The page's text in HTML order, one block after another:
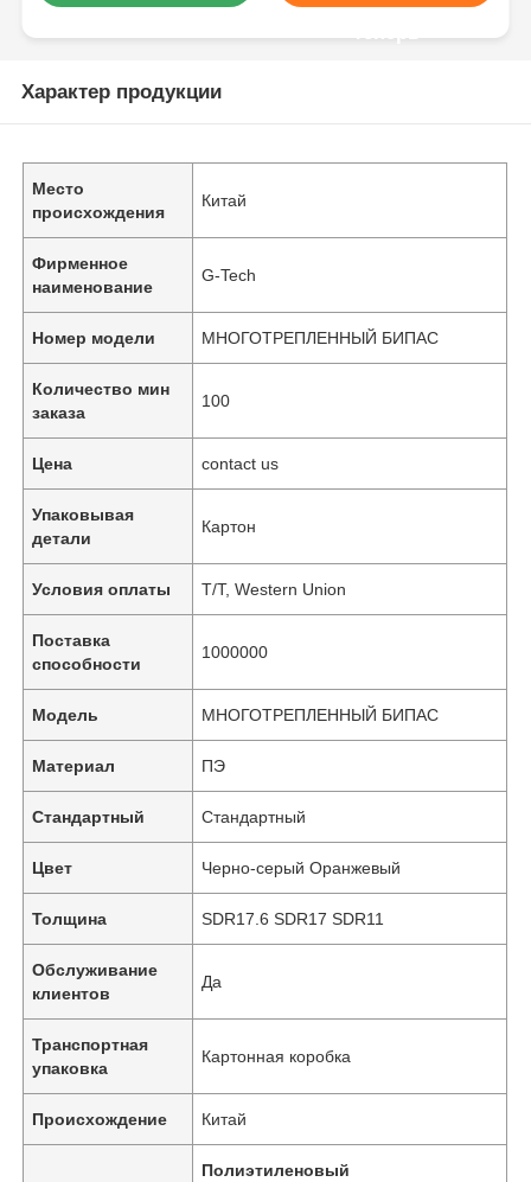
Характер продукции
Место
происхождения
Китай
Фирменное
наименование
G-Tech
Номер модели МНОГОТРЕПЛЕННЫЙ БИПАС
Количество мин
заказа
100
Цена contact us
Упаковывая
детали
Картон
Условия оплаты T/T, Western Union
Поставка
способности
1000000
Модель МНОГОТРЕПЛЕННЫЙ БИПАС
Материал ПЭ
Стандартный Стандартный
Цвет Черно-серый Оранжевый
Толщина SDR17.6 SDR17 SDR11
Обслуживание
клиентов
Да
Транспортная
упаковка
Картонная коробка
Происхождение Китай
Полиэтиленовый